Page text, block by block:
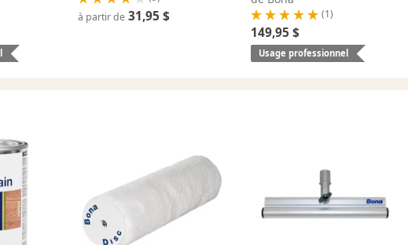
à partir de 31,95 $ (1)
149,95 $
Usage professionnel